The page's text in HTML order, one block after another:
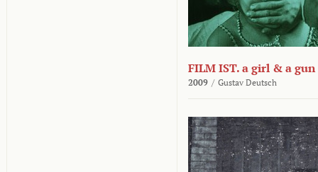
FILM IST. a girl & a gun
2009 / Gustav Deutsch